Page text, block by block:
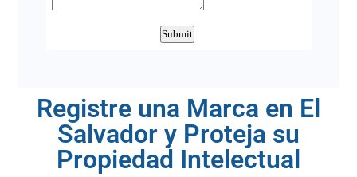
Registre una Marca en El
Salvador y Proteja su
Propiedad Intelectual